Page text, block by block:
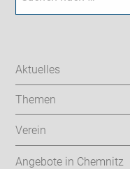
Aktuelles
Themen
Verein
Angebote in Chemnitz